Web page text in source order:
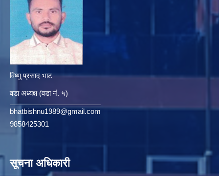
विष्णु प्रसाद भाट
वडा अध्यक्ष (वडा नं. ५)
bhatbishnu1989@gmail.com
9858425301
सूचना अधिकारी